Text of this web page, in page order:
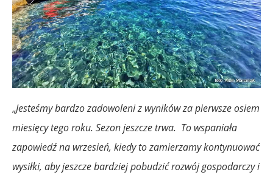
„Jesteśmy bardzo zadowoleni z wyników za pierwsze osiem
miesięcy tego roku. Sezon jeszcze trwa. To wspaniała
zapowiedź na wrzesień, kiedy to zamierzamy kontynuować
wysiłki, aby jeszcze bardziej pobudzić rozwój gospodarczy i